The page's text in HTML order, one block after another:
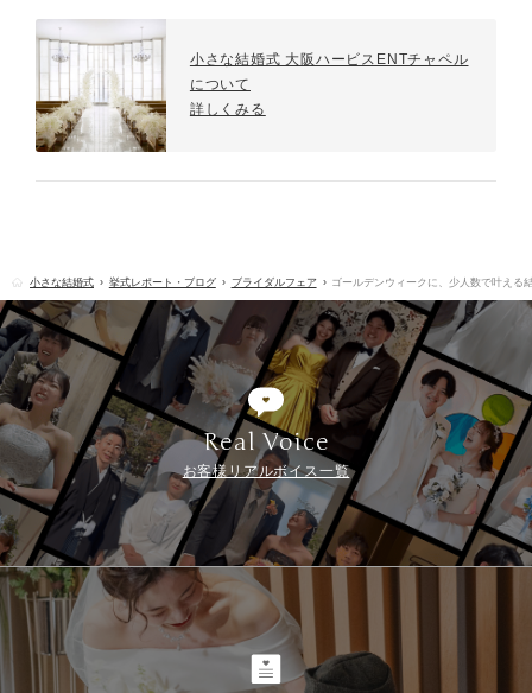
小さな結婚式 大阪ハービスENTチャペル
について
詳しくみる
小さな結婚式 挙式レポート・ブログ ブライダルフェア ゴールデンウィークに、少人数で叶える
Real Voice
お客様リアルボイス一覧